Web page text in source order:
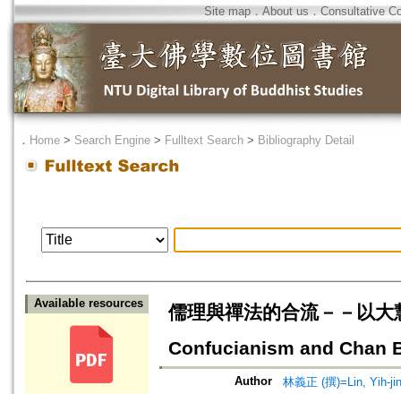
Site map．About us ． Consultative
． Home > Search Engine > Fulltext Search > Bibliography Detail
Available resources
儒理與禪法的合流－－以
Confucianism and Chan
Author
林義正 (撰)=Lin, Yih-